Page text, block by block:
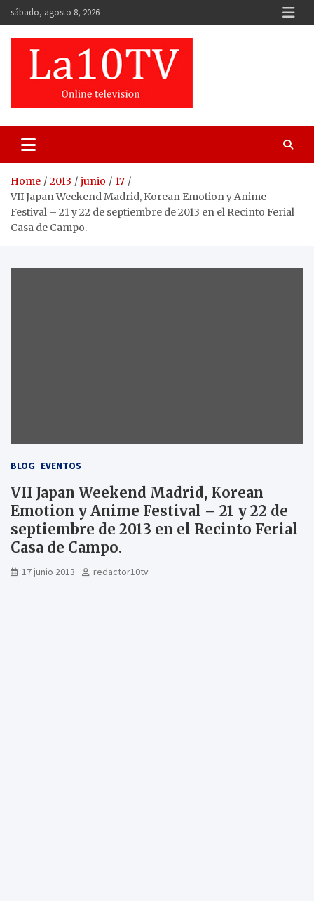
Skip
to
content
sábado, agosto 8, 2026
Home 2013 junio
17
VII Japan Weekend Madrid, Korean Emotion y Anime
Festival – 21 y 22 de septiembre de 2013 en el Recinto Ferial
Casa de Campo.
BLOG EVENTOS
VII Japan Weekend Madrid, Korean
Emotion y Anime Festival – 21 y 22 de
septiembre de 2013 en el Recinto Ferial
Casa de Campo.
17 junio 2013 redactor10tv